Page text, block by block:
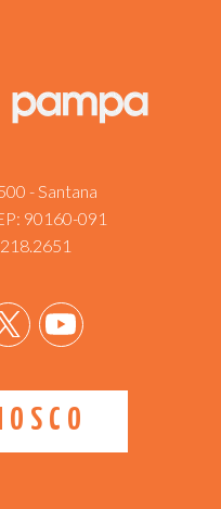
- Santana
90160-091